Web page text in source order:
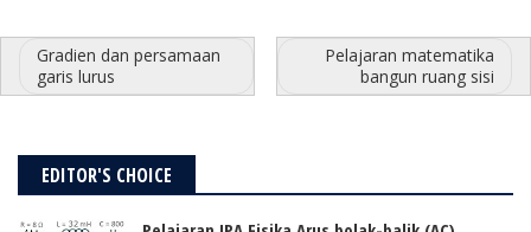
Gradien dan persamaan
garis lurus
Pelajaran matematika
bangun ruang sisi
EDITOR'S CHOICE